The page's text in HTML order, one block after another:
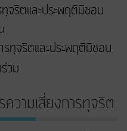
ทุจริตและประพฤติมิชอบ
รทุจริตและประพฤติมิชอบ
วม
ความเสี่ยงการทุจริต